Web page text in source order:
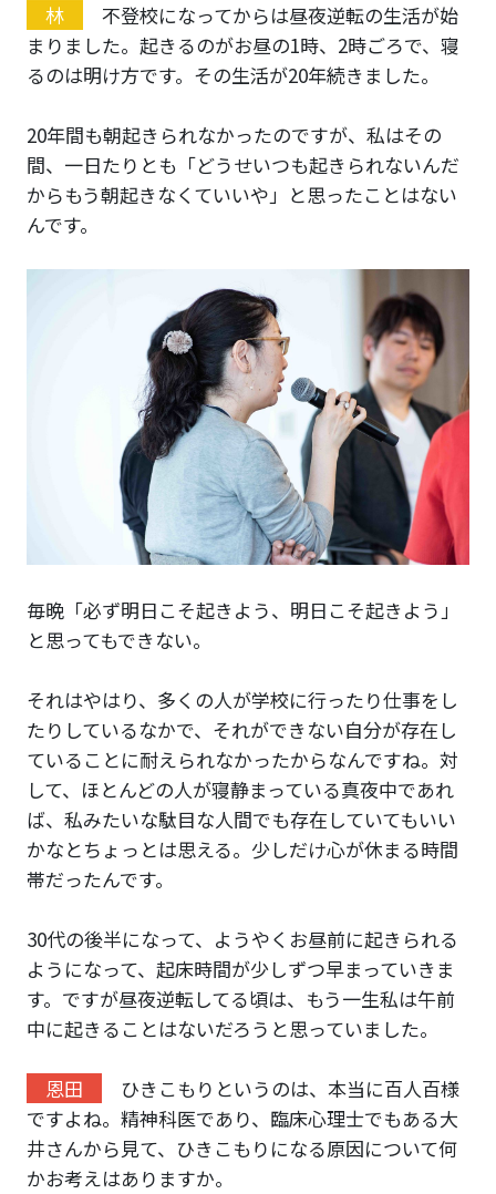
林
不登校になってからは昼夜逆転の生活が始
まりました。起きるのがお昼の1時、2時ごろで、寝
るのは明け方です。その生活が20年続きました。
20年間も朝起きられなかったのですが、私はその
間、一日たりとも「どうせいつも起きられないんだ
からもう朝起きなくていいや」と思ったことはない
んです。
毎晩「必ず明日こそ起きよう、明日こそ起きよう」
と思ってもできない。
それはやはり、多くの人が学校に行ったり仕事をし
たりしているなかで、それができない自分が存在し
ていることに耐えられなかったからなんですね。対
して、ほとんどの人が寝静まっている真夜中であれ
ば、私みたいな駄目な人間でも存在していてもいい
かなとちょっとは思える。少しだけ心が休まる時間
帯だったんです。
30代の後半になって、ようやくお昼前に起きられる
ようになって、起床時間が少しずつ早まっていきま
す。ですが昼夜逆転してる頃は、もう一生私は午前
中に起きることはないだろうと思っていました。
恩田
ひきこもりというのは、本当に百人百様
ですよね。精神科医であり、臨床心理士でもある大
井さんから見て、ひきこもりになる原因について何
かお考えはありますか。